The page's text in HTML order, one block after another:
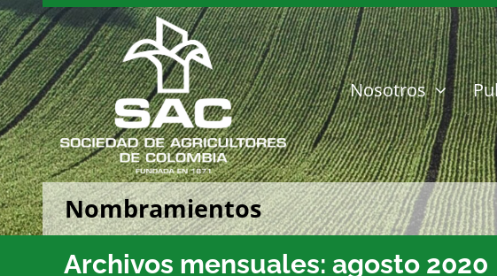
Saltar
al
contenido
Nosotros
Nombramientos
Archivos mensuales: agosto 2020